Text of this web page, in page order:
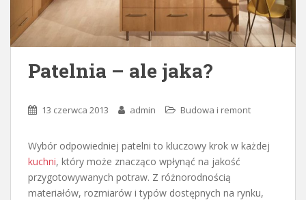
Patelnia – ale jaka?
13 czerwca 2013 admin Budowa i remont
Wybór odpowiedniej patelni to kluczowy krok w każdej
kuchni, który może znacząco wpłynąć na jakość
przygotowywanych potraw. Z różnorodnością
materiałów, rozmiarów i typów dostępnych na rynku,